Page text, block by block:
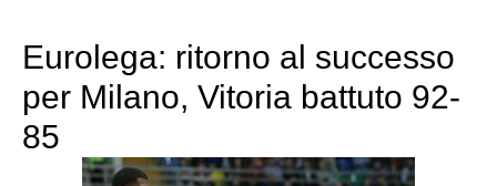
Eurolega: ritorno al successo
per Milano, Vitoria battuto 92-
85